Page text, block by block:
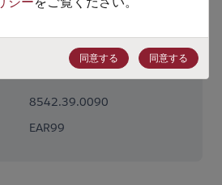
Logic
Standard Logic
Adders/Counters/Timers
8542.39.0090
EAR99
同意する 同意する